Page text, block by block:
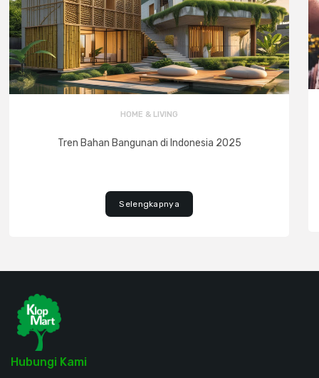
HOME & LIVING
Tren Bahan Bangunan di Indonesia 2025
Selengkapnya
Hubungi Kami